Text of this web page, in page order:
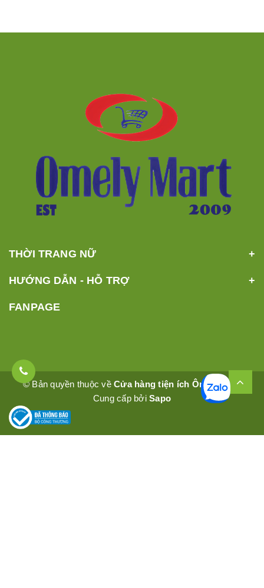
THỜI TRANG NỮ
HƯỚNG DẪN - HỖ TRỢ
FANPAGE
© Bản quyền thuộc vềCửa hàng tiện ích Ômêly Mart
Cung cấp bởiSapo